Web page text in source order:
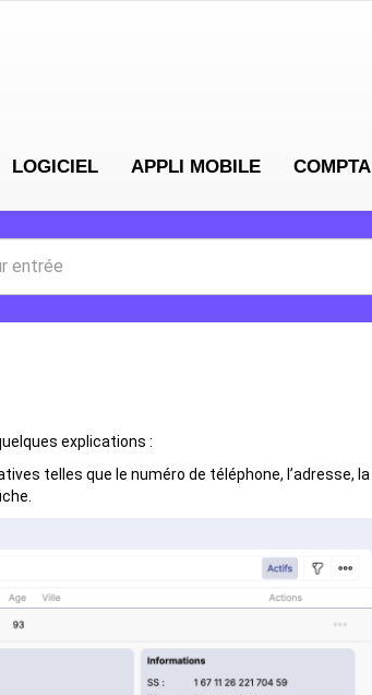
LOGICIEL APPLI MOBILE COMPTA
explications :
telles que le numéro de téléphone, l’adresse, la